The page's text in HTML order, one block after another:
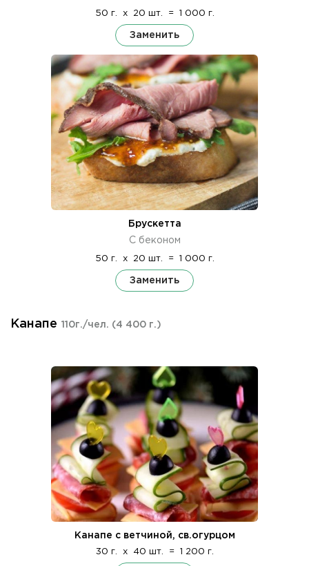
50 г. x 20 шт. = 1 000 г.
Заменить
Брускетта
С беконом
50 г. x 20 шт. = 1 000 г.
Заменить
Канапе 110г./чел. (4 400 г.)
Канапе с ветчиной, св.огурцом
30 г. x 40 шт. = 1 200 г.